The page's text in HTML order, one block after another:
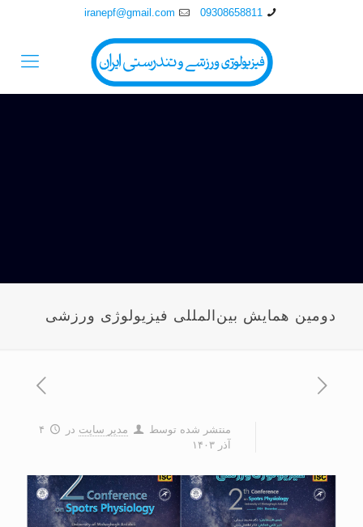
09308658811
iranepf@gmail.com
دومین همایش بین‌المللی فیزیولوژی ورزشی
منتشر شده توسط مدیر سایت در
۴
آذر ۱۴۰۳